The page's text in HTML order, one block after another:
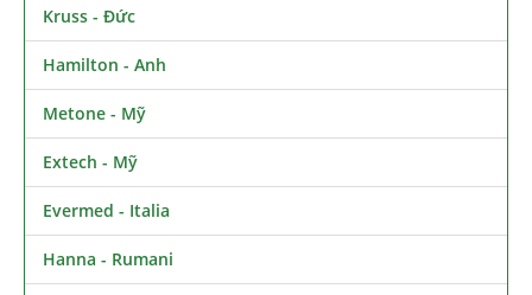
Kruss - Đức
Hamilton - Anh
Metone - Mỹ
Extech - Mỹ
Evermed - Italia
Hanna - Rumani